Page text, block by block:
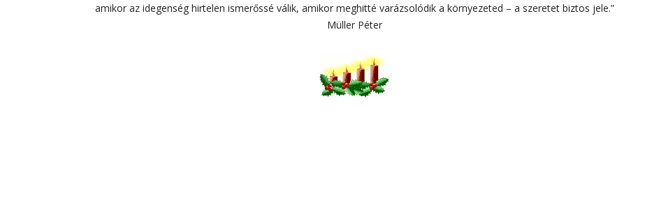
amikor az idegenség hirtelen ismerőssé válik, amikor meghitté varázsolódik a környezeted – a szeretet biztos jele.”
Müller Péter